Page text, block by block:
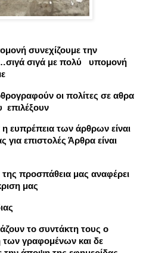
συνεχίζουμε την
σιγά με πολύ υπομονή
οι πολίτες σε αθρα
ευπρέπεια των άρθρων είναι
επιστολές Άρθρα είναι
προσπάθεια μας αναφέρει
μας
το συντάκτη τους ο
των γραφομένων και δε